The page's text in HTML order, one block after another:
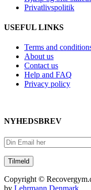
Privatlivspolitik
USEFUL LINKS
Terms and
About us
Contact us
Help and FAQ
Privacy policy
NYHEDSBREV
Copyright ©
by Lehrmann Denmark